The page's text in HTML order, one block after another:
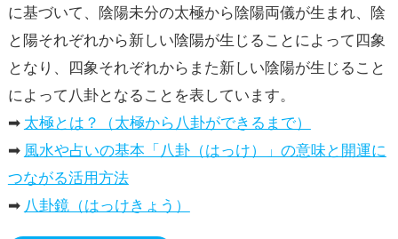
に基づいて、陰陽未分の太極から陰陽両儀が生まれ、陰
と陽それぞれから新しい陰陽が生じることによって四象
となり、四象それぞれからまた新しい陰陽が生じること
によって八卦となることを表しています。
➡ 太極とは？（太極から八卦ができるまで）
➡ 風水や占いの基本「八卦（はっけ）」の意味と開運に
つながる活用方法
➡ 八卦鏡（はっけきょう）